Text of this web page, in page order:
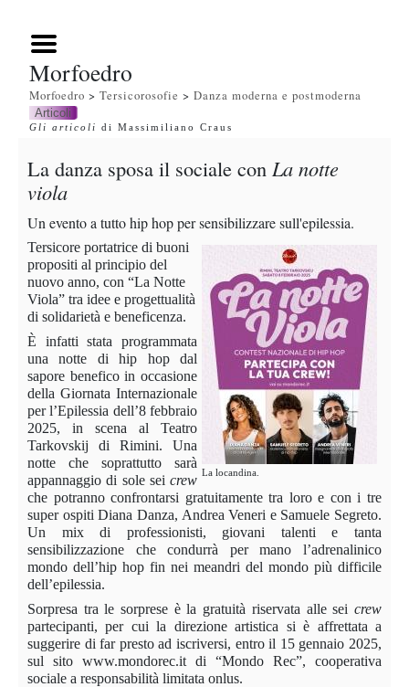
Morfoedro
Morfoedro > Tersicorosofie > Danza moderna e postmoderna
Articoli
Gli articoli di Massimiliano Craus
La danza sposa il sociale con La notte
viola
Un evento a tutto hip hop per sensibilizzare sull'epilessia.
La locandina.
Tersicore portatrice di buoni
propositi al principio del
nuovo anno, con “La Notte
Viola” tra idee e progettualità
di solidarietà e beneficenza.
È infatti stata programmata
una notte di hip hop dal
sapore benefico in occasione
della Giornata Internazionale
per l’Epilessia dell’8 febbraio
2025, in scena al Teatro
Tarkovskij di Rimini. Una
notte che soprattutto sarà
appannaggio di sole sei crew
che potranno confrontarsi gratuitamente tra loro e con i tre
super ospiti Diana Danza, Andrea Veneri e Samuele Segreto.
Un mix di professionisti, giovani talenti e tanta
sensibilizzazione che condurrà per mano l’adrenalinico
mondo dell’hip hop fin nei meandri del mondo più difficile
dell’epilessia.
Sorpresa tra le sorprese è la gratuità riservata alle sei crew
partecipanti, per cui la direzione artistica si è affrettata a
suggerire di far presto ad iscriversi, entro il 15 gennaio 2025,
sul sito www.mondorec.it di “Mondo Rec”, cooperativa
sociale a responsabilità limitata onlus.